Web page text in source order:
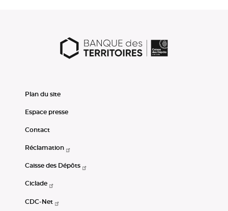
Plan du site
Espace presse
Contact
Réclamation
Caisse des Dépôts
Ciclade
CDC-Net